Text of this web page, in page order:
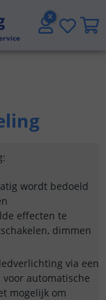
en BE
wordt bedoeld
effecten te
dimmen
via een
automatische
mogelijk om